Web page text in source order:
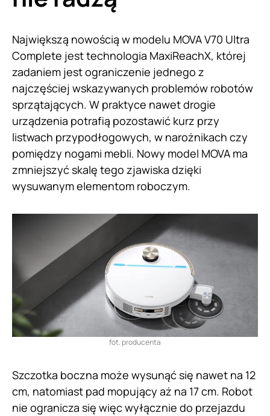
Największą nowością w modelu MOVA V70 Ultra
Complete jest technologia MaxiReachX, której
zadaniem jest ograniczenie jednego z
najczęściej wskazywanych problemów robotów
sprzątających. W praktyce nawet drogie
urządzenia potrafią pozostawić kurz przy
listwach przypodłogowych, w narożnikach czy
pomiędzy nogami mebli. Nowy model MOVA ma
zmniejszyć skalę tego zjawiska dzięki
wysuwanym elementom roboczym.
fot. producenta
Szczotka boczna może wysunąć się nawet na 12
cm, natomiast pad mopujący aż na 17 cm. Robot
nie ogranicza się więc wyłącznie do przejazdu